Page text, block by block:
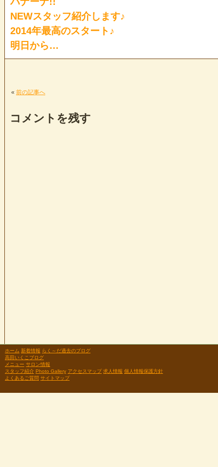
NEWスタッフ紹介します♪
2014年最高のスタート♪
明日から…
« 前の記事へ
コメントを残す
ホーム 新着情報 らく～だ過去のブログ
高田いくこブログ
メニュー サロン情報
スタッフ紹介 Photo Gallery アクセスマップ 求人情報 個人情報保護方針
よくあるご質問 サイトマップ